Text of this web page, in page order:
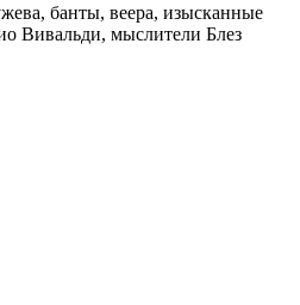
банты, веера, изысканные
Вивальди, мыслители Блез